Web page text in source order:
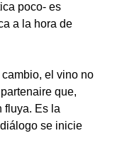
poco- es
a la hora de
el vino no
que,
fluya. Es la
se inicie